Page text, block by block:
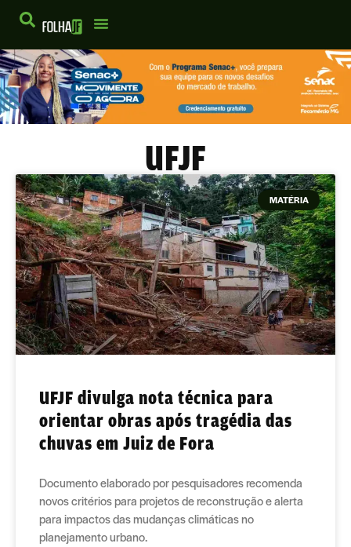
UFJF
MATÉRIA
UFJF divulga nota técnica para
orientar obras após tragédia das
chuvas em Juiz de Fora
Documento elaborado por pesquisadores recomenda
novos critérios para projetos de reconstrução e alerta
para impactos das mudanças climáticas no
planejamento urbano.